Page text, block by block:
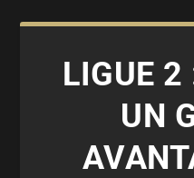
LIGUE 2
UN